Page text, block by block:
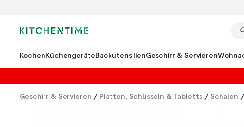
KochenKüchengeräteBackutensilienGeschirr & Servieren
Geschirr & Servieren / Platten, Schüsseln & Tabletts / Schalen /